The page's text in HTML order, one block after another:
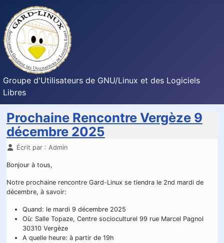
Groupe d'Utilisateurs de GNU/Linux et des Logiciels
Libres
Prochaine Rencontre Vergèze 9
décembre 2025
DétailsÉcrit par : Admin
Bonjour à tous,
Notre prochaine rencontre Gard-Linux se tiendra le 2nd mardi de
décembre, à savoir:
Quand: le mardi 9 décembre 2025
Où: Salle Topaze, Centre socioculturel 99 rue Marcel Pagnol
30310 Vergèze
A quelle heure: à partir de 19h